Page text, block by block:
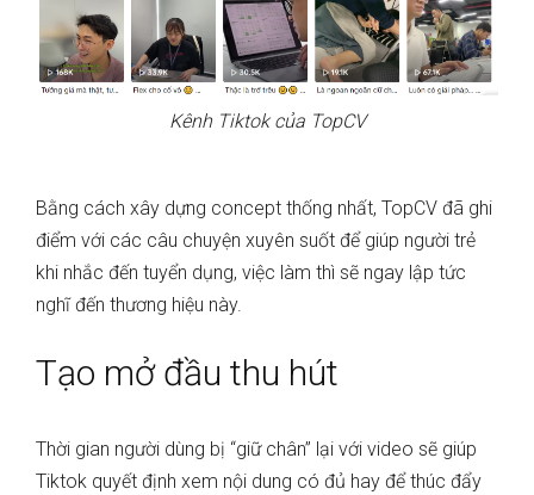
Kênh Tiktok của TopCV
Bằng cách xây dựng concept thống nhất, TopCV đã ghi
điểm với các câu chuyện xuyên suốt để giúp người trẻ
khi nhắc đến tuyển dụng, việc làm thì sẽ ngay lập tức
nghĩ đến thương hiệu này.
Tạo mở đầu thu hút
Thời gian người dùng bị “giữ chân” lại với video sẽ giúp
Tiktok quyết định xem nội dung có đủ hay để thúc đẩy